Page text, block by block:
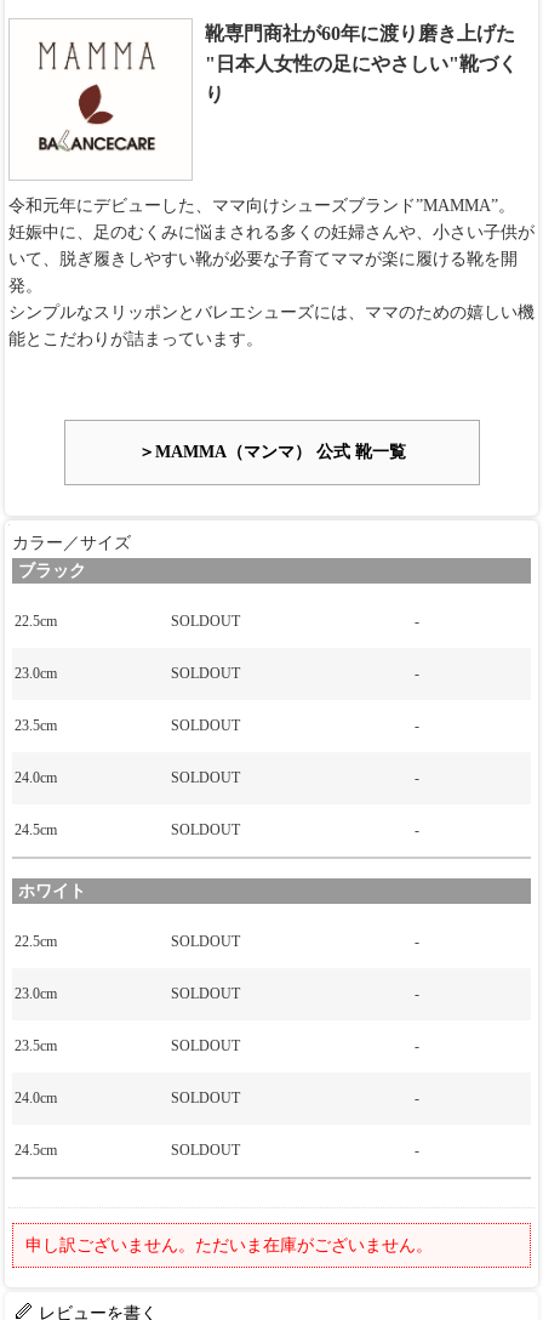
靴専門商社が60年に渡り磨き上げた
"日本人女性の足にやさしい"靴づく
り
令和元年にデビューした、ママ向けシューズブランド”MAMMA”。
妊娠中に、足のむくみに悩まされる多くの妊婦さんや、小さい子供が
いて、脱ぎ履きしやすい靴が必要な子育てママが楽に履ける靴を開
発。
シンプルなスリッポンとバレエシューズには、ママのための嬉しい機
能とこだわりが詰まっています。
＞MAMMA（マンマ） 公式 靴一覧
カラー／サイズ
ブラック
22.5cm SOLDOUT -
23.0cm SOLDOUT -
23.5cm SOLDOUT -
24.0cm SOLDOUT -
24.5cm SOLDOUT -
ホワイト
22.5cm SOLDOUT -
23.0cm SOLDOUT -
23.5cm SOLDOUT -
24.0cm SOLDOUT -
24.5cm SOLDOUT -
申し訳ございません。ただいま在庫がございません。
レビューを書く